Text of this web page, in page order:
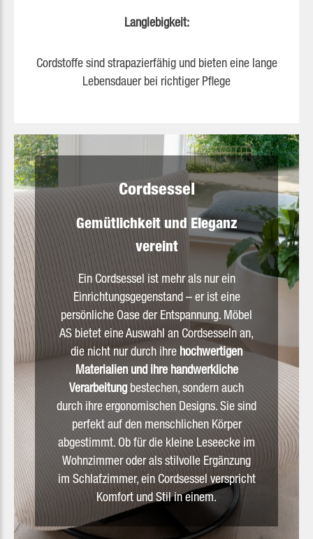
Langlebigkeit:
Cordstoffe sind strapazierfähig und bieten eine lange
Lebensdauer bei richtiger Pflege
Slider überspringen
Cordsessel
Gemütlichkeit und Eleganz
vereint
Ein Cordsessel ist mehr als nur ein
Einrichtungsgegenstand – er ist eine
persönliche Oase der Entspannung. Möbel
AS bietet eine Auswahl an Cordsesseln an,
die nicht nur durch ihre hochwertigen
Materialien und ihre handwerkliche
Verarbeitungbestechen, sondern auch
durch ihre ergonomischen Designs. Sie sind
perfekt auf den menschlichen Körper
abgestimmt. Ob für die kleine Leseecke im
Wohnzimmer oder als stilvolle Ergänzung
im Schlafzimmer, ein Cordsessel verspricht
Komfort und Stil in einem.